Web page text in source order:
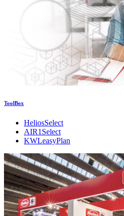
ToolBox
HeliosSelect
AIR1Select
KWLeasyPlan